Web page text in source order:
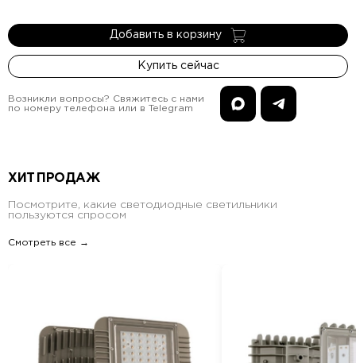
Добавить в корзину
Купить сейчас
Возникли вопросы? Свяжитесь с нами
по номеру телефона или в Telegram
ХИТ ПРОДАЖ
Посмотрите, какие светодиодные светильники
пользуются спросом
Смотреть все →